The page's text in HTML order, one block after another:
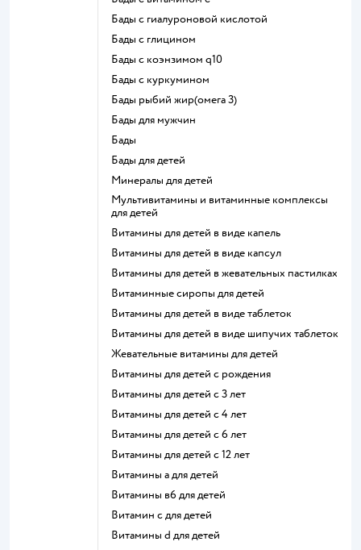
Бады с гиалуроновой кислотой
Бады с глицином
Бады с коэнзимом q10
Бады с куркумином
Бады рыбий жир(омега 3)
Бады для мужчин
Бады
Бады для детей
Минералы для детей
Мультивитамины и витаминные комплексы
для детей
Витамины для детей в виде капель
Витамины для детей в виде капсул
Витамины для детей в жевательных пастилках
Витаминные сиропы для детей
Витамины для детей в виде таблеток
Витамины для детей в виде шипучих таблеток
Жевательные витамины для детей
Витамины для детей с рождения
Витамины для детей с 3 лет
Витамины для детей с 4 лет
Витамины для детей с 6 лет
Витамины для детей с 12 лет
Витамины а для детей
Витамины в6 для детей
Витамин с для детей
Витамины d для детей